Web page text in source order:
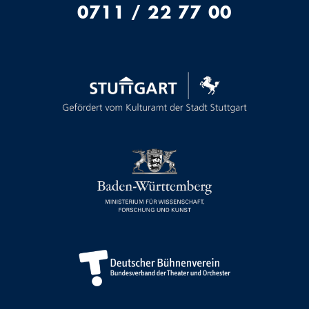
0711 / 22 77 00